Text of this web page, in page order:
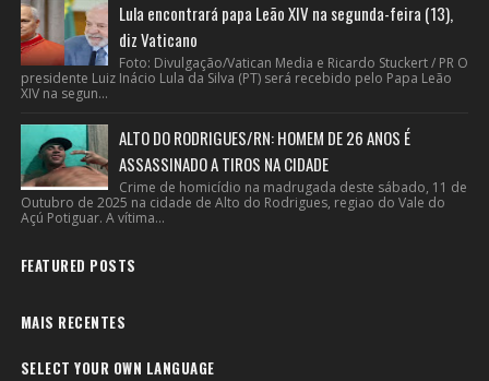
Lula encontrará papa Leão XIV na segunda-feira (13),
diz Vaticano
Foto: Divulgação/Vatican Media e Ricardo Stuckert / PR O
presidente Luiz Inácio Lula da Silva (PT) será recebido pelo Papa Leão
XIV na segun...
ALTO DO RODRIGUES/RN: HOMEM DE 26 ANOS É
ASSASSINADO A TIROS NA CIDADE
Crime de homicídio na madrugada deste sábado, 11 de
Outubro de 2025 na cidade de Alto do Rodrigues, regiao do Vale do
Açú Potiguar. A vítima...
FEATURED POSTS
MAIS RECENTES
SELECT YOUR OWN LANGUAGE